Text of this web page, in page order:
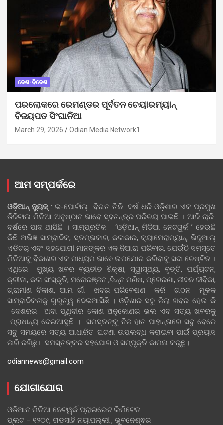
ଦେଶ-ବିଦେଶ
ପରଲୋକରେ ରେମଣ୍ଡର ପୂର୍ବତନ ଚେୟାରମ୍ୟାନ୍
ବିଜୟପତ ସିଂଘାନିଆ
March 29, 2026 Odian Media Network1
ଆମ ସମ୍ପର୍କରେ
ଓଡ଼ିଆନ୍‍ ନ୍ୟୁଜ୍‍: ଇ-ପୋର୍ଟାଲ୍ ବିଗତ ତିନି ବର୍ଷ ଧରି ଓଡ଼ିଶାର ଏକ ପ୍ରମୁଖ
ଡିଜିଟାଲ ମିଡିଆ ଅନୁଷ୍ଠାନ ଭାବେ ସ୍ଵତନ୍ତ୍ର ପରିଚୟ ପାଇଛି । ଆଜି ଚାରି
ବର୍ଷରେ ପାଦ ଥାପିଛି । ସାମ୍ପ୍ରତିକ ‘ଓଡ଼ିଆନ୍‍ ମିଡିଆ ନେଟୱର୍କ ’ ହେଉଛି
କିଛି ଅଭିଜ୍ଞ ସାମ୍ବାଦିକ, ସ୍ତମ୍ଭକାର, କଳାକାର, କ୍ୟାମେରାମ୍ୟାନ୍, ଭିଜୁଆଲ୍
ଏଡିଟର୍ ଏବଂ ସହଯୋଗୀ ମାନଙ୍କର ଏକ ନିଆରା ପରିବାର, ଯେଉଁଠି ସମସ୍ତେ
ମିଡିଆକୁ ବିକାଶର ଏକ ମାଧ୍ୟମ ଭାବେ ଉପଯୋଗ କରିବାକୁ ସଦା ଚେଷ୍ଟିତ ।
ଏଥିରେ ମୁଖ୍ୟ ଖବର ବ୍ୟତୀତ ଶିକ୍ଷା, ସ୍ୱାସ୍ଥ୍ୟ, ବୃତ୍ତି, ପର୍ଯ୍ୟଟନ,
କ୍ରୀଡା, କଳା ସଂସ୍କୃତି, ମନୋରଞ୍ଜନ ,ଭିନ୍ନ ମଣିଷ, ପ୍ରେରଣା, ଜୀବନ ଜୀବିକା,
ଗ୍ରାମୀଣ ବିକାଶ, ଆମ ଗାଁ ଖବର ପରିବେଷଣ କରି ଗଠନ ମୂଳକ
ସାମ୍ବାଦିକତାକୁ ଗୁରୁତ୍ୱ ଦେଇଆସିଛି । ଓଡ଼ିଶାର ସବୁ ଜିଲା ଖବର ହେଉ କି
ଦେଶରର ଅବା ପୃଥିବୀର କୋଣ ଅନୁକୋଣର ଭଲ ଏବ ସତ୍ୟ ଖବରକୁ
ପ୍ରାଧାନ୍ୟ ଦେଇଆସୁଛି । ସମସ୍ତଙ୍କୁ ନିଜ ହାତ ପାହାନ୍ତାରେ ସବୁ ବେଳେ
ସବୁ ସମୟରେ ସତ୍ୟ ଆଧାରିତ ଘଟଣା ଉପଲବ୍ଧ କରାଇବା ପାଇଁ ପ୍ରୟାସ
ଜାରି ରଖିଛୁ। ସମସ୍ତଙ୍କର ସହଯୋଗ ଓ ସମ୍ପୃକ୍ତି କାମନା କରୁଛୁ।
odiannews@gmail.com
ଯୋଗାଯୋଗ
ଓଡିଆନ ମିଡିଆ ନେଟୱର୍କ ପ୍ରାଇଭେଟ ଲିମିଟେଡ
ପ୍ଲଟ – ୧୨୦୯, ଗଡସାହି ନୟାପଲ୍ଲୀ , ଭୁବନେଶ୍ଵର